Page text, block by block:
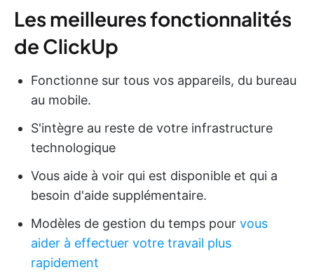
Les meilleures fonctionnalités
de ClickUp
Fonctionne sur tous vos appareils, du bureau
au mobile.
S'intègre au reste de votre infrastructure
technologique
Vous aide à voir qui est disponible et qui a
besoin d'aide supplémentaire.
Modèles de gestion du temps pour vous
aider à effectuer votre travail plus
rapidement